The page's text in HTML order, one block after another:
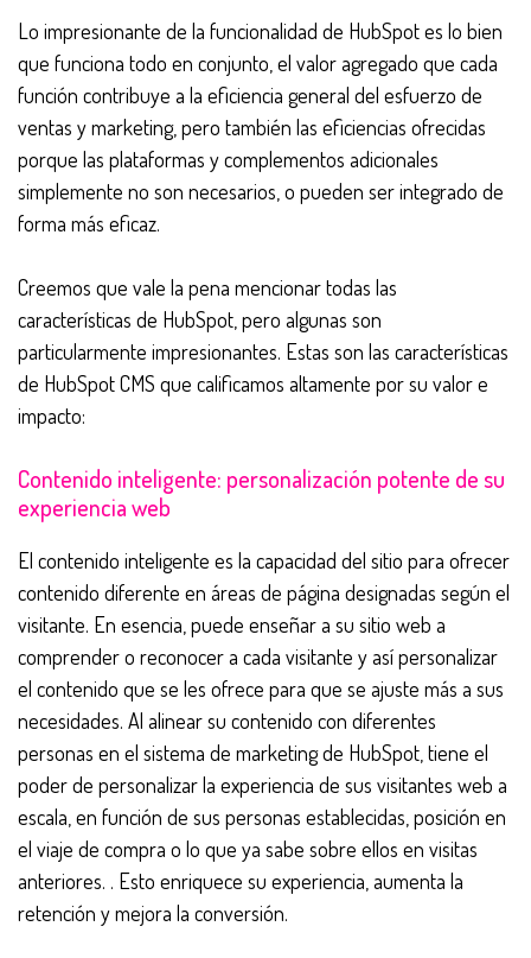
Lo impresionante de la funcionalidad de HubSpot es lo bien
que funciona todo en conjunto, el valor agregado que cada
función contribuye a la eficiencia general del esfuerzo de
ventas y marketing, pero también las eficiencias ofrecidas
porque las plataformas y complementos adicionales
simplemente no son necesarios, o pueden ser integrado de
forma más eficaz.
Creemos que vale la pena mencionar todas las
características de HubSpot, pero algunas son
particularmente impresionantes. Estas son las características
de HubSpot CMS que calificamos altamente por su valor e
impacto:
Contenido inteligente: personalización potente de su
experiencia web
El contenido inteligente es la capacidad del sitio para ofrecer
contenido diferente en áreas de página designadas según el
visitante. En esencia, puede enseñar a su sitio web a
comprender o reconocer a cada visitante y así personalizar
el contenido que se les ofrece para que se ajuste más a sus
necesidades. Al alinear su contenido con diferentes
personas en el sistema de marketing de HubSpot, tiene el
poder de personalizar la experiencia de sus visitantes web a
escala, en función de sus personas establecidas, posición en
el viaje de compra o lo que ya sabe sobre ellos en visitas
anteriores. . Esto enriquece su experiencia, aumenta la
retención y mejora la conversión.